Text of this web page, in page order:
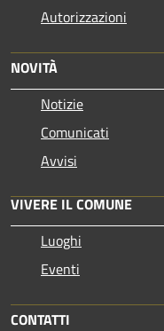
Autorizzazioni
NOVITÀ
Notizie
Comunicati
Avvisi
VIVERE IL COMUNE
Luoghi
Eventi
CONTATTI